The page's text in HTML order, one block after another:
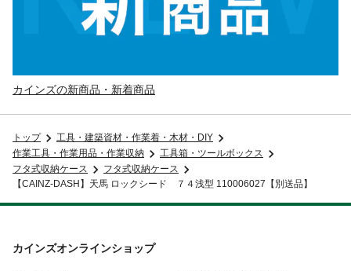
カインズの新商品・新着商品
トップ
工具・建築資材・作業着・木材・DIY
作業工具・作業用品・作業収納
工具箱・ツールボックス
フタ式収納ケース
フタ式収納ケース
【CAINZ-DASH】天馬 ロックシード ７４浅型 110006027【別送品】
カインズオンラインショップ